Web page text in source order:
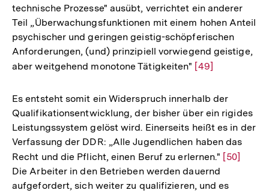
technische Prozesse" ausübt, verrichtet ein anderer
Teil „Überwachungsfunktionen mit einem hohen Anteil
psychischer und geringen geistig-schöpferischen
Anforderungen, (und) prinzipiell vorwiegend geistige,
aber weitgehend monotone Tätigkeiten" Zur
der
Fußnote
[49]
Es entsteht somit ein Widerspruch innerhalb der
Qualifikationsentwicklung, der bisher über ein rigides
Leistungssystem gelöst wird. Einerseits heißt es in der
Verfassung der DDR: „Alle Jugendlichen haben das
Recht und die Pflicht, einen Beruf zu erlernen." Zur
der
[50]
Die Arbeiter in den Betrieben werden dauernd
aufgefordert, sich weiter zu qualifizieren, und es